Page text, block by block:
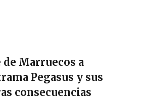
Marruecos a
Pegasus y sus
consecuencias